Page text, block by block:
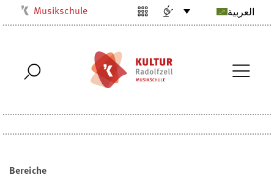
Musikschule
Stadtarchiv
Stadtbibliothek
Villa Bosch
العربية
Bereiche